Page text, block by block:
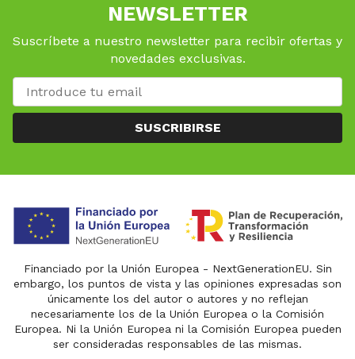
NEWSLETTER
Suscríbete a nuestro newsletter para recibir ofertas y
novedades exclusivas.
SUSCRIBIRSE
Financiado por la Unión Europea - NextGenerationEU. Sin
embargo, los puntos de vista y las opiniones expresadas son
únicamente los del autor o autores y no reflejan
necesariamente los de la Unión Europea o la Comisión
Europea. Ni la Unión Europea ni la Comisión Europea pueden
ser consideradas responsables de las mismas.